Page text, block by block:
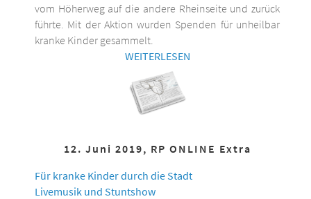
vom Höherweg auf die andere Rheinseite und zurück
führte. Mit der Aktion wurden Spenden für unheilbar
kranke Kinder gesammelt.
WEITERLESEN
12. Juni 2019, RP ONLINE Extra
Für kranke Kinder durch die Stadt
Livemusik und Stuntshow